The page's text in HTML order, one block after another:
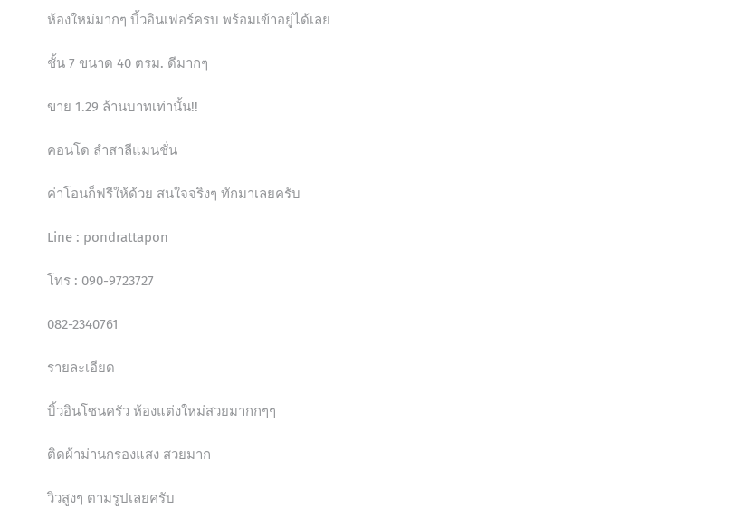
ห้องใหม่มากๆ บิ้วอินเฟอร์ครบ พร้อมเข้าอยู่ได้เลย
ชั้น 7 ขนาด 40 ตรม. ดีมากๆ
ขาย 1.29 ล้านบาทเท่านั้น!!
คอนโด ลำสาลีแมนชั่น
ค่าโอนก็ฟรีให้ด้วย สนใจจริงๆ ทักมาเลยครับ
Line : pondrattapon
โทร : 090-9723727
082-2340761
รายละเอียด
บิ้วอินโซนครัว ห้องแต่งใหม่สวยมากกๆๆ
ติดผ้าม่านกรองแสง สวยมาก
วิวสูงๆ ตามรูปเลยครับ